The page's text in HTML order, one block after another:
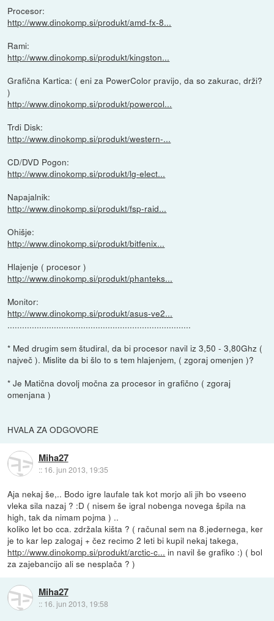
Procesor:
http://www.dinokomp.si/produkt/amd-fx-8...
Rami:
http://www.dinokomp.si/produkt/kingston...
Grafična Kartica: ( eni za PowerColor pravijo, da so zakurac, drži?
)
http://www.dinokomp.si/produkt/powercol...
Trdi Disk:
http://www.dinokomp.si/produkt/western-...
CD/DVD Pogon:
http://www.dinokomp.si/produkt/lg-elect...
Napajalnik:
http://www.dinokomp.si/produkt/fsp-raid...
Ohišje:
http://www.dinokomp.si/produkt/bitfenix...
Hlajenje ( procesor )
http://www.dinokomp.si/produkt/phanteks...
Monitor:
http://www.dinokomp.si/produkt/asus-ve2...
...........................................................................
* Med drugim sem študiral, da bi procesor navil iz 3,50 - 3,80Ghz (
največ ). Mislite da bi šlo to s tem hlajenjem, ( zgoraj omenjen )?
* Je Matična dovolj močna za procesor in grafično ( zgoraj
omenjana )
HVALA ZA ODGOVORE
Miha27
:: 16. jun 2013, 19:35
Aja nekaj še,.. Bodo igre laufale tak kot morjo ali jih bo vseeno
vleka sila nazaj ? :D ( nisem še igral nobenga novega špila na
high, tak da nimam pojma ) ..
koliko let bo cca. zdržala kišta ? ( računal sem na 8.jedernega, ker
je to kar lep zalogaj + čez recimo 2 leti bi kupil nekaj takega,
http://www.dinokomp.si/produkt/arctic-c... in navil še grafiko :) ( bol
za zajebancijo ali se nesplača ? )
Miha27
:: 16. jun 2013, 19:58